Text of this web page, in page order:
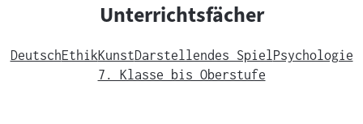
Unterrichtsfächer
DeutschEthikKunstDarstellendes Spiel
Psychologie
7. Klasse bis Oberstufe